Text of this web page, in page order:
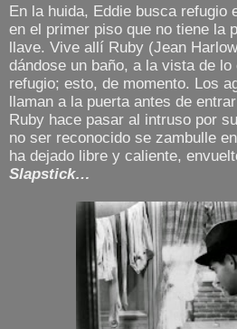
En la huida, Eddie busca refugio
en el primer piso que no tiene la
llave. Vive allí Ruby (Jean
dándose un baño, a la vista de
refugio; esto, de momento. Los
llaman a la puerta antes de
Ruby hace pasar al intruso por
no ser reconocido se zambulle
ha dejado libre y caliente,
Slapstick…